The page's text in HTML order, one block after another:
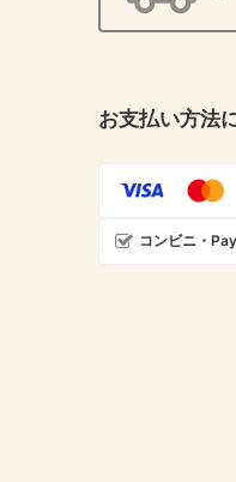
お支払い方法
コンビニ・